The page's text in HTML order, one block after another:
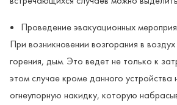
Проведение эвакуационных
При возникновении возгорания в
горения, дым. Это ведет не только к
этом случае кроме данного устройства
огнеупорную накидку, которую